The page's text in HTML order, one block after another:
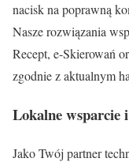
nacisk na poprawną
Nasze rozwiązania
Recept, e-Skierowań
zgodnie z aktualnym
Lokalne wsparcie
Jako Twój partner